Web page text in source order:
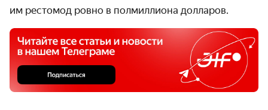
им рестомод ровно в полмиллиона долларов.